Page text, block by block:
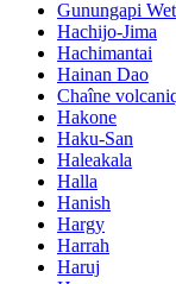
Gunungapi
Hachijo-Jima
Hachimantai
Hainan Dao
Chaîne
Hakone
Haku-San
Haleakala
Halla
Hanish
Hargy
Harrah
Haruj